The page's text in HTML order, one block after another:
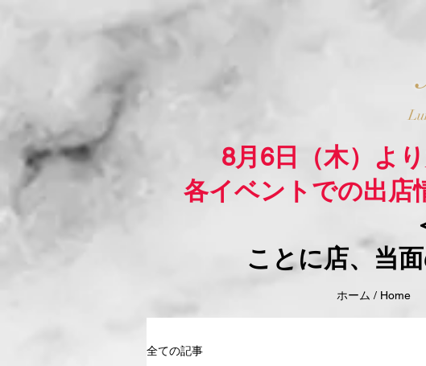
8月6日（木）よ
各イベントでの出店
ことに店、当
ホーム / Home
全ての記事